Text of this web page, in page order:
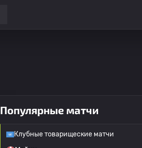
Популярные матчи
Клубные товарищеские матчи